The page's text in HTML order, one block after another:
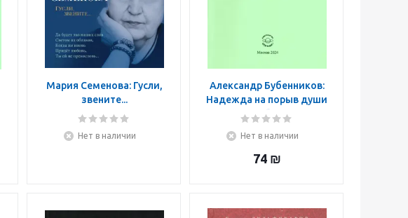
Мария Семенова: Гусли,
звените...
Нет в наличии
Александр Бубенников:
Надежда на порыв души
к победе
Нет в наличии
74₪